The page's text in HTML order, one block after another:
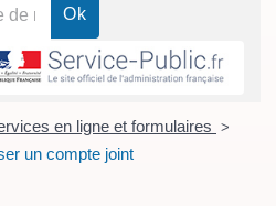
en ligne et formulaires >
un compte joint